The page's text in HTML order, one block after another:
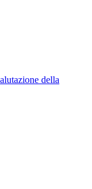
della